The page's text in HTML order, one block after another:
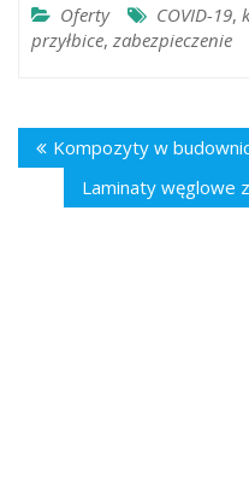
Oferty COVID-19,
przyłbice, zabezpieczenie
Kompozyty w
Laminaty węglowe